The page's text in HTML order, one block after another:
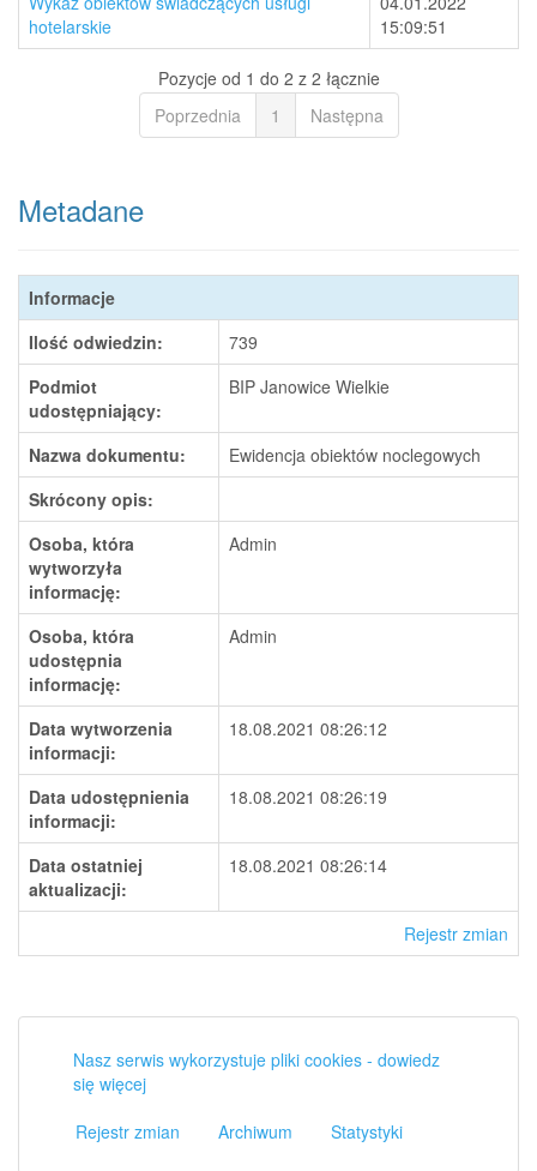
hotelarskie
15:09:51
Pozycje od 1 do 2 z 2 łącznie
Poprzednia
1 Następna
Metadane
Informacje
Ilość odwiedzin:
739
Podmiot
udostępniający:
BIP Janowice Wielkie
Nazwa dokumentu:
Ewidencja obiektów noclegowych
Skrócony opis:
Osoba, która
wytworzyła
informację:
Admin
Osoba, która
udostępnia
informację:
Admin
Data wytworzenia
informacji:
18.08.2021 08:26:12
Data udostępnienia
informacji:
18.08.2021 08:26:19
Data ostatniej
aktualizacji:
18.08.2021 08:26:14
Rejestr zmian
Nasz serwis wykorzystuje pliki cookies - dowiedz
się więcej
Rejestr zmian
Archiwum Statystyki